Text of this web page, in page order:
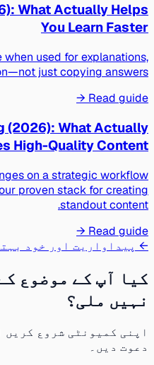
What Actually Helps
You Learn Faster
used for explanations,
just copying answers.
Read guide →
(2026): What Actually
High-Quality Content
on a strategic workflow
proven stack for creating
standout content.
Read guide →
← پیداواریت اور خود
کیا آپ کے موضوع
نہیں ملی؟
اپنی کمیونٹی شروع کریں
دعوت دیں۔